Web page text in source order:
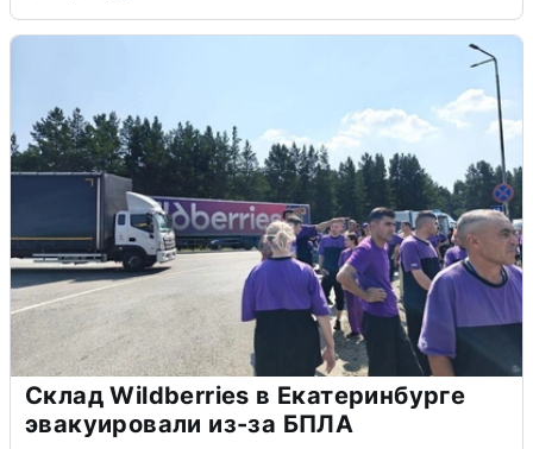
Склад Wildberries в Екатеринбурге
эвакуировали из-за БПЛА